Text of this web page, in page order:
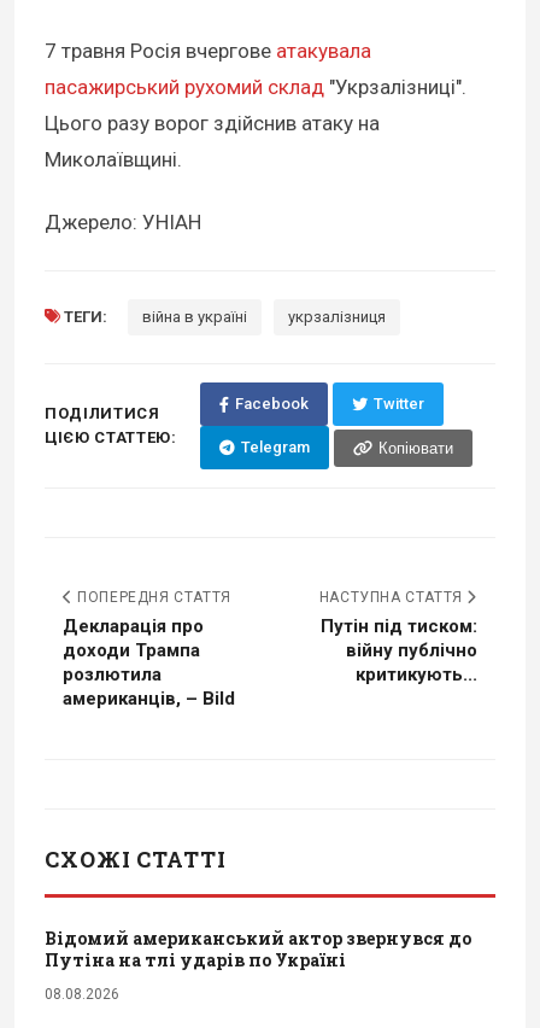
7 травня Росія вчергове атакувала
пасажирський рухомий склад "Укрзалізниці".
Цього разу ворог здійснив атаку на
Миколаївщині.
Джерело: УНІАН
ТЕГИ: війна в україні укрзалізниця
ПОДІЛИТИСЯ
ЦІЄЮ СТАТТЕЮ:
Facebook Twitter
Telegram Копіювати
ПОПЕРЕДНЯ СТАТТЯ
Декларація про
доходи Трампа
розлютила
американців, – Bild
НАСТУПНА СТАТТЯ
Путін під тиском:
війну публічно
критикують...
СХОЖІ СТАТТІ
Відомий американський актор звернувся до
Путіна на тлі ударів по Україні
08.08.2026